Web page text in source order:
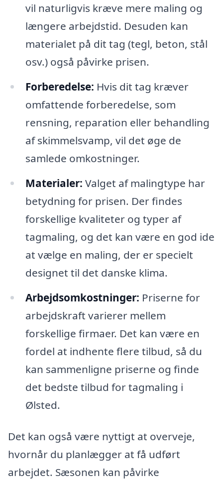
vil naturligvis kræve mere maling og
længere arbejdstid. Desuden kan
materialet på dit tag (tegl, beton, stål
osv.) også påvirke prisen.
Forberedelse: Hvis dit tag kræver
omfattende forberedelse, som
rensning, reparation eller behandling
af skimmelsvamp, vil det øge de
samlede omkostninger.
Materialer: Valget af malingtype har
betydning for prisen. Der findes
forskellige kvaliteter og typer af
tagmaling, og det kan være en god ide
at vælge en maling, der er specielt
designet til det danske klima.
Arbejdsomkostninger: Priserne for
arbejdskraft varierer mellem
forskellige firmaer. Det kan være en
fordel at indhente flere tilbud, så du
kan sammenligne priserne og finde
det bedste tilbud for tagmaling i
Ølsted.
Det kan også være nyttigt at overveje,
hvornår du planlægger at få udført
arbejdet. Sæsonen kan påvirke